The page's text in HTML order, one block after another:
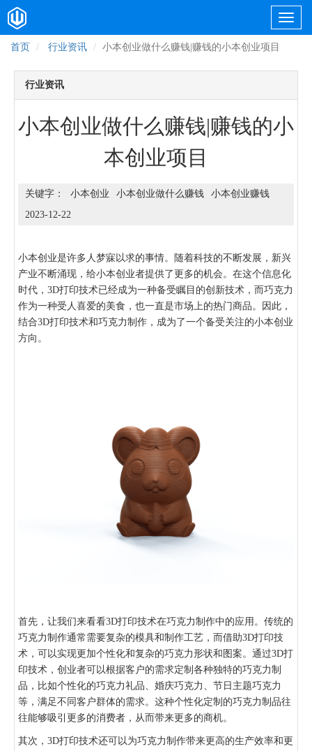
首页 行业资讯 小本创业做什么赚钱|赚钱的小本创业项目
行业资讯
小本创业做什么赚钱|赚钱的小
本创业项目
小本创业 小本创业做什么赚钱
小本创业赚钱
2023-12-22
小本创业是许多人梦寐以求的事情。随着科技的不断发展，新兴
产业不断涌现，给小本创业者提供了更多的机会。在这个信息化
时代，3D打印技术已经成为一种备受瞩目的创新技术，而巧克力
作为一种受人喜爱的美食，也一直是市场上的热门商品。因此，
结合3D打印技术和巧克力制作，成为了一个备受关注的小本创业
方向。
首先，让我们来看看3D打印技术在巧克力制作中的应用。传统的
巧克力制作通常需要复杂的模具和制作工艺，而借助3D打印技
术，可以实现更加个性化和复杂的巧克力形状和图案。通过3D打
印技术，创业者可以根据客户的需求定制各种独特的巧克力制
品，比如个性化的巧克力礼品、婚庆巧克力、节日主题巧克力
等，满足不同客户群体的需求。这种个性化定制的巧克力制品往
往能够吸引更多的消费者，从而带来更多的商机。
其次，3D打印技术还可以为巧克力制作带来更高的生产效率和更